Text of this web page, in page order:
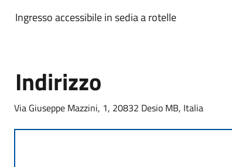
Ingresso accessibile in sedia a rotelle
Indirizzo
Via Giuseppe Mazzini, 1, 20832 Desio MB, Italia